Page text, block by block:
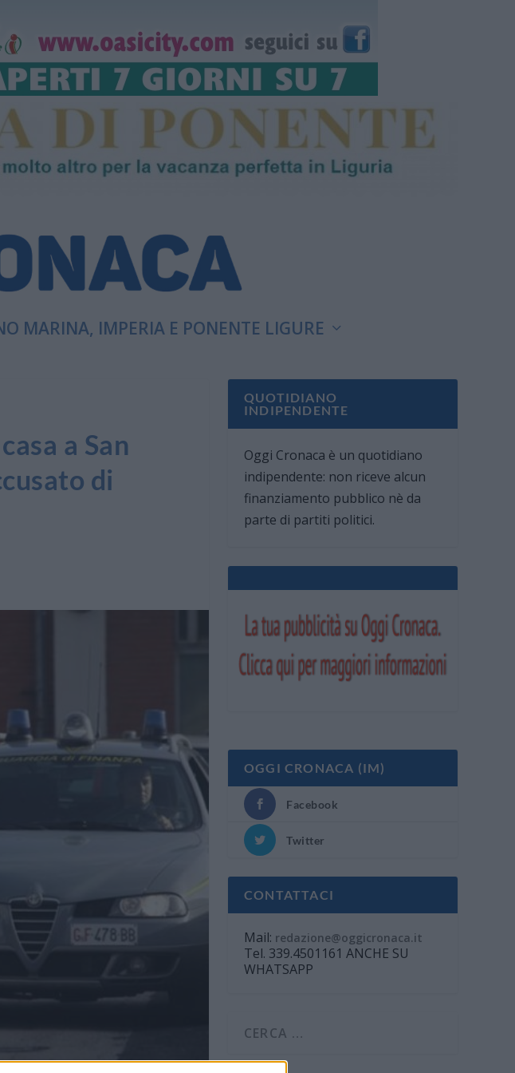
MARINA, IMPERIA E PONENTE LIGURE
a San
di
QUOTIDIANO
INDIPENDENTE
Oggi Cronaca è un quotidiano
indipendente: non riceve alcun
finanziamento pubblico nè da
parte di partiti politici.
OGGI CRONACA (IM)
Facebook
Twitter
CONTATTACI
Mail: redazione@oggicronaca.it
Tel. 339.4501161 ANCHE SU
WHATSAPP